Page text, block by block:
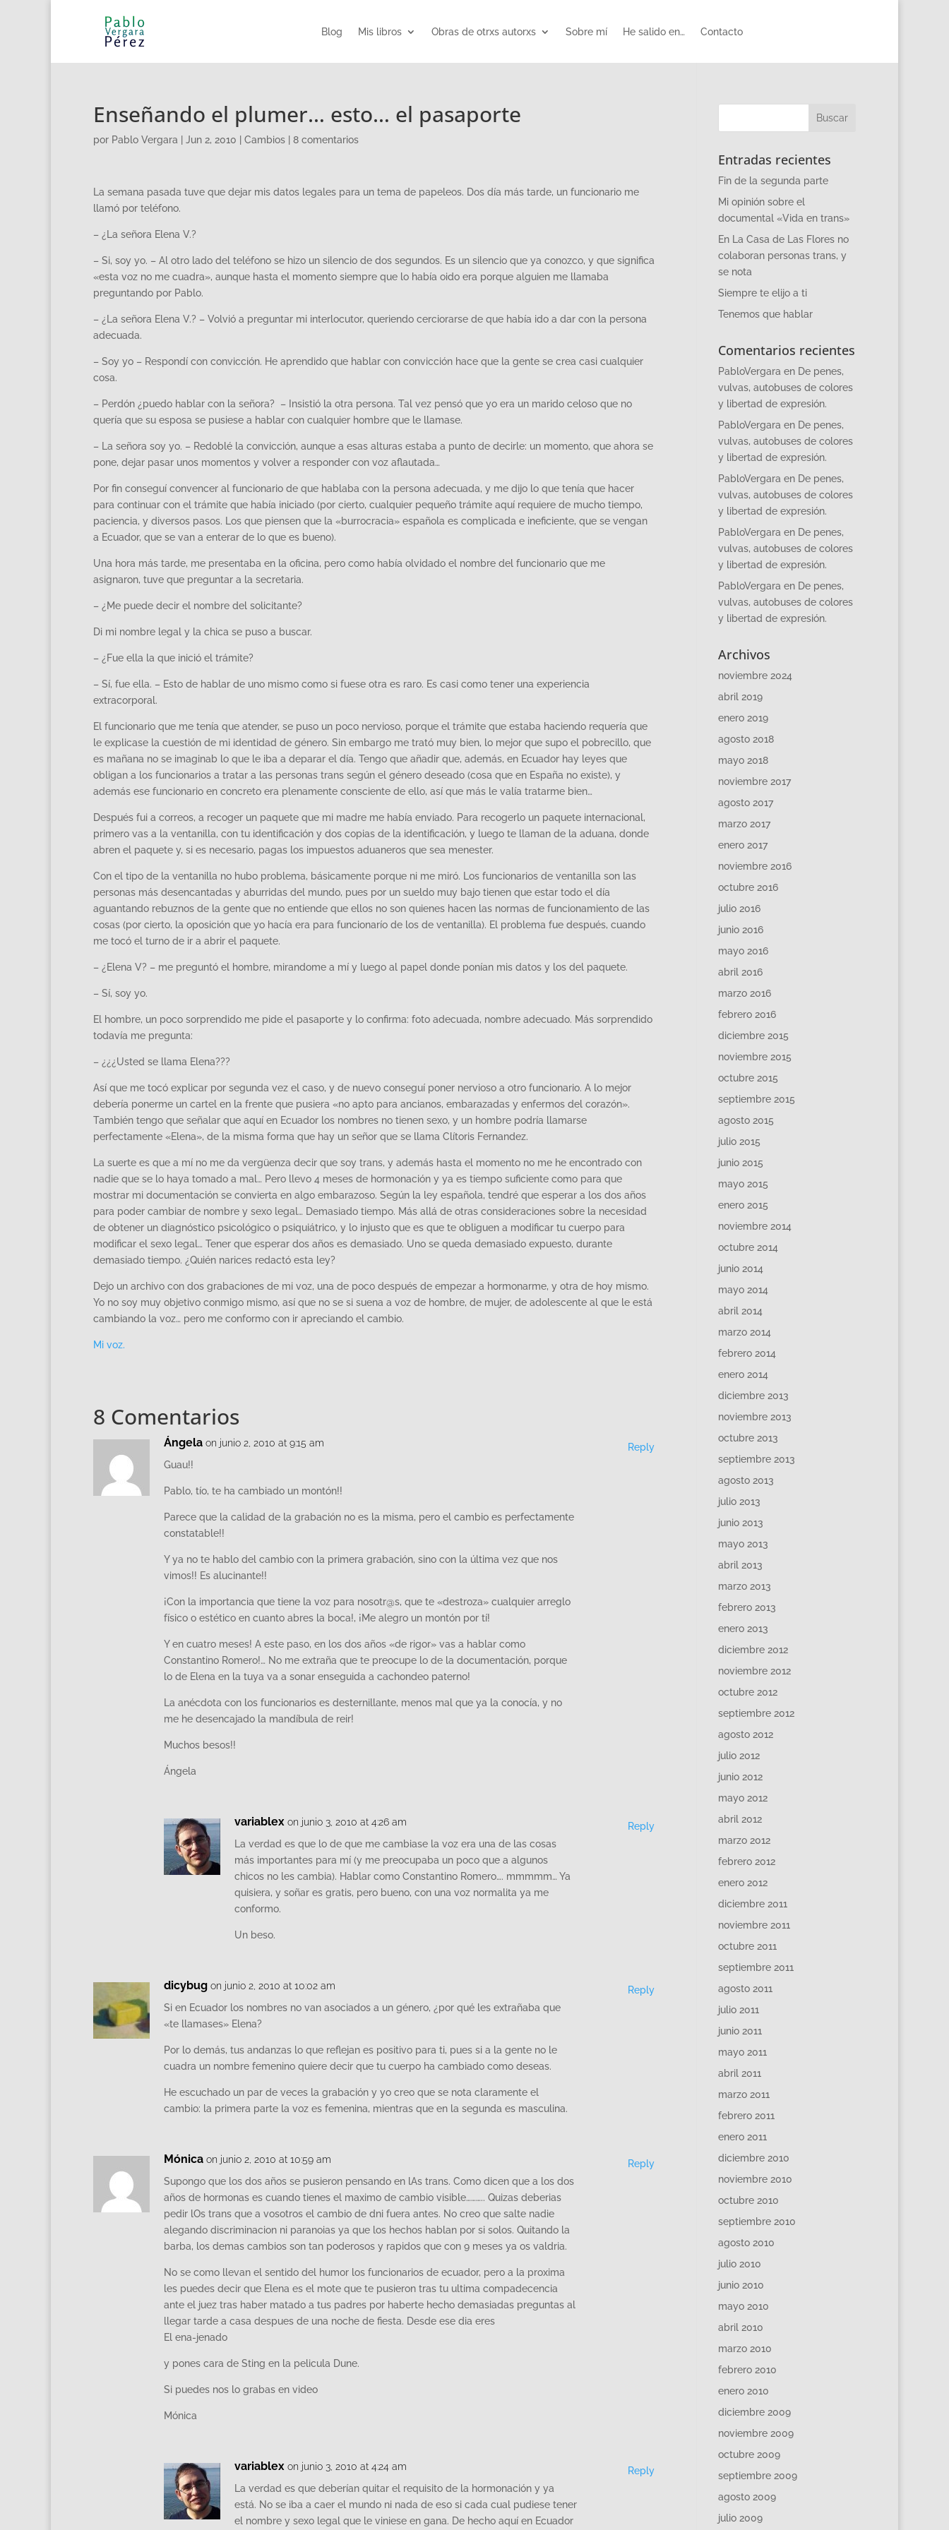
Blog Mis libros Obras de otrxs autorxs Sobre mí He salido en… Contacto
Enseñando el plumer… esto… el pasaporte
por Pablo Vergara Jun 2, 2010 Cambios 8 comentarios
La semana pasada tuve que dejar mis datos legales para un tema de papeleos. Dos día más tarde, un funcionario me
llamó por teléfono.
– ¿La señora Elena V.?
– Si, soy yo. – Al otro lado del teléfono se hizo un silencio de dos segundos. Es un silencio que ya conozco, y que significa
«esta voz no me cuadra», aunque hasta el momento siempre que lo había oido era porque alguien me llamaba
preguntando por Pablo.
– ¿La señora Elena V.? – Volvió a preguntar mi interlocutor, queriendo cerciorarse de que había ido a dar con la persona
adecuada.
– Soy yo – Respondí con convicción. He aprendido que hablar con convicción hace que la gente se crea casi cualquier
cosa.
– Perdón ¿puedo hablar con la señora? – Insistió la otra persona. Tal vez pensó que yo era un marido celoso que no
quería que su esposa se pusiese a hablar con cualquier hombre que le llamase.
– La señora soy yo. – Redoblé la convicción, aunque a esas alturas estaba a punto de decirle: un momento, que ahora se
pone, dejar pasar unos momentos y volver a responder con voz aflautada…
Por fin conseguí convencer al funcionario de que hablaba con la persona adecuada, y me dijo lo que tenía que hacer
para continuar con el trámite que había iniciado (por cierto, cualquier pequeño trámite aquí requiere de mucho tiempo,
paciencia, y diversos pasos. Los que piensen que la «burrocracia» española es complicada e ineficiente, que se vengan
a Ecuador, que se van a enterar de lo que es bueno).
Una hora más tarde, me presentaba en la oficina, pero como había olvidado el nombre del funcionario que me
asignaron, tuve que preguntar a la secretaria.
– ¿Me puede decir el nombre del solicitante?
Di mi nombre legal y la chica se puso a buscar.
– ¿Fue ella la que inició el trámite?
– Sí, fue ella. – Esto de hablar de uno mismo como si fuese otra es raro. Es casi como tener una experiencia
extracorporal.
El funcionario que me tenía que atender, se puso un poco nervioso, porque el trámite que estaba haciendo requería que
le explicase la cuestión de mi identidad de género. Sin embargo me trató muy bien, lo mejor que supo el pobrecillo, que
es mañana no se imaginab lo que le iba a deparar el día. Tengo que añadir que, además, en Ecuador hay leyes que
obligan a los funcionarios a tratar a las personas trans según el género deseado (cosa que en España no existe), y
además ese funcionario en concreto era plenamente consciente de ello, así que más le valía tratarme bien…
Después fui a correos, a recoger un paquete que mi madre me había enviado. Para recogerlo un paquete internacional,
primero vas a la ventanilla, con tu identificación y dos copias de la identificación, y luego te llaman de la aduana, donde
abren el paquete y, si es necesario, pagas los impuestos aduaneros que sea menester.
Con el tipo de la ventanilla no hubo problema, básicamente porque ni me miró. Los funcionarios de ventanilla son las
personas más desencantadas y aburridas del mundo, pues por un sueldo muy bajo tienen que estar todo el día
aguantando rebuznos de la gente que no entiende que ellos no son quienes hacen las normas de funcionamiento de las
cosas (por cierto, la oposición que yo hacía era para funcionarío de los de ventanilla). El problema fue después, cuando
me tocó el turno de ir a abrir el paquete.
– ¿Elena V? – me preguntó el hombre, mirandome a mí y luego al papel donde ponían mis datos y los del paquete.
– Sí, soy yo.
El hombre, un poco sorprendido me pide el pasaporte y lo confirma: foto adecuada, nombre adecuado. Más sorprendido
todavía me pregunta:
– ¿¿¿Usted se llama Elena???
Así que me tocó explicar por segunda vez el caso, y de nuevo conseguí poner nervioso a otro funcionario. A lo mejor
debería ponerme un cartel en la frente que pusiera «no apto para ancianos, embarazadas y enfermos del corazón».
También tengo que señalar que aquí en Ecuador los nombres no tienen sexo, y un hombre podría llamarse
perfectamente «Elena», de la misma forma que hay un señor que se llama Clítoris Fernandez.
La suerte es que a mí no me da vergüenza decir que soy trans, y además hasta el momento no me he encontrado con
nadie que se lo haya tomado a mal… Pero llevo 4 meses de hormonación y ya es tiempo suficiente como para que
mostrar mi documentación se convierta en algo embarazoso. Según la ley española, tendré que esperar a los dos años
para poder cambiar de nombre y sexo legal… Demasiado tiempo. Más allá de otras consideraciones sobre la necesidad
de obtener un diagnóstico psicológico o psiquiátrico, y lo injusto que es que te obliguen a modificar tu cuerpo para
modificar el sexo legal… Tener que esperar dos años es demasiado. Uno se queda demasiado expuesto, durante
demasiado tiempo. ¿Quién narices redactó esta ley?
Dejo un archivo con dos grabaciones de mi voz, una de poco después de empezar a hormonarme, y otra de hoy mismo.
Yo no soy muy objetivo conmigo mismo, así que no se si suena a voz de hombre, de mujer, de adolescente al que le está
cambiando la voz… pero me conformo con ir apreciando el cambio.
Mi voz.
8 Comentarios
Ángela on junio 2, 2010 at 9:15 am
Guau!!
Pablo, tío, te ha cambiado un montón!!
Parece que la calidad de la grabación no es la misma, pero el cambio es perfectamente
constatable!!
Y ya no te hablo del cambio con la primera grabación, sino con la última vez que nos
vimos!! Es alucinante!!
¡Con la importancia que tiene la voz para nosotr@s, que te «destroza» cualquier arreglo
físico o estético en cuanto abres la boca!, ¡Me alegro un montón por tí!
Y en cuatro meses! A este paso, en los dos años «de rigor» vas a hablar como
Constantino Romero!… No me extraña que te preocupe lo de la documentación, porque
lo de Elena en la tuya va a sonar enseguida a cachondeo paterno!
La anécdota con los funcionarios es desternillante, menos mal que ya la conocía, y no
me he desencajado la mandíbula de reir!
Muchos besos!!
Ángela
Reply
variablex on junio 3, 2010 at 4:26 am
La verdad es que lo de que me cambiase la voz era una de las cosas
más importantes para mí (y me preocupaba un poco que a algunos
chicos no les cambia). Hablar como Constantino Romero…. mmmmm… Ya
quisiera, y soñar es gratis, pero bueno, con una voz normalita ya me
conformo.
Un beso.
Reply
dicybug on junio 2, 2010 at 10:02 am
Si en Ecuador los nombres no van asociados a un género, ¿por qué les extrañaba que
«te llamases» Elena?
Por lo demás, tus andanzas lo que reflejan es positivo para ti, pues si a la gente no le
cuadra un nombre femenino quiere decir que tu cuerpo ha cambiado como deseas.
He escuchado un par de veces la grabación y yo creo que se nota claramente el
cambio: la primera parte la voz es femenina, mientras que en la segunda es masculina.
Reply
Mónica on junio 2, 2010 at 10:59 am
Supongo que los dos años se pusieron pensando en lAs trans. Como dicen que a los dos
años de hormonas es cuando tienes el maximo de cambio visible……….. Quizas deberias
pedir lOs trans que a vosotros el cambio de dni fuera antes. No creo que salte nadie
alegando discriminacion ni paranoias ya que los hechos hablan por si solos. Quitando la
barba, los demas cambios son tan poderosos y rapidos que con 9 meses ya os valdria.
No se como llevan el sentido del humor los funcionarios de ecuador, pero a la proxima
les puedes decir que Elena es el mote que te pusieron tras tu ultima compadecencia
ante el juez tras haber matado a tus padres por haberte hecho demasiadas preguntas al
llegar tarde a casa despues de una noche de fiesta. Desde ese dia eres
El ena-jenado
y pones cara de Sting en la pelicula Dune.
Si puedes nos lo grabas en video
Mónica
Reply
variablex on junio 3, 2010 at 4:24 am
La verdad es que deberían quitar el requisito de la hormonación y ya
está. No se iba a caer el mundo ni nada de eso si cada cual pudiese tener
el nombre y sexo legal que le viniese en gana. De hecho aquí en Ecuador
Reply
Entradas recientes
Fin de la segunda parte
Mi opinión sobre el
documental «Vida en trans»
En La Casa de Las Flores no
colaboran personas trans, y
se nota
Siempre te elijo a ti
Tenemos que hablar
Comentarios recientes
PabloVergara en De penes,
vulvas, autobuses de colores
y libertad de expresión.
PabloVergara en De penes,
vulvas, autobuses de colores
y libertad de expresión.
PabloVergara en De penes,
vulvas, autobuses de colores
y libertad de expresión.
PabloVergara en De penes,
vulvas, autobuses de colores
y libertad de expresión.
PabloVergara en De penes,
vulvas, autobuses de colores
y libertad de expresión.
Archivos
noviembre 2024
abril 2019
enero 2019
agosto 2018
mayo 2018
noviembre 2017
agosto 2017
marzo 2017
enero 2017
noviembre 2016
octubre 2016
julio 2016
junio 2016
mayo 2016
abril 2016
marzo 2016
febrero 2016
diciembre 2015
noviembre 2015
octubre 2015
septiembre 2015
agosto 2015
julio 2015
junio 2015
mayo 2015
enero 2015
noviembre 2014
octubre 2014
junio 2014
mayo 2014
abril 2014
marzo 2014
febrero 2014
enero 2014
diciembre 2013
noviembre 2013
octubre 2013
septiembre 2013
agosto 2013
julio 2013
junio 2013
mayo 2013
abril 2013
marzo 2013
febrero 2013
enero 2013
diciembre 2012
noviembre 2012
octubre 2012
septiembre 2012
agosto 2012
julio 2012
junio 2012
mayo 2012
abril 2012
marzo 2012
febrero 2012
enero 2012
diciembre 2011
noviembre 2011
octubre 2011
septiembre 2011
agosto 2011
julio 2011
junio 2011
mayo 2011
abril 2011
marzo 2011
febrero 2011
enero 2011
diciembre 2010
noviembre 2010
octubre 2010
septiembre 2010
agosto 2010
julio 2010
junio 2010
mayo 2010
abril 2010
marzo 2010
febrero 2010
enero 2010
diciembre 2009
noviembre 2009
octubre 2009
septiembre 2009
agosto 2009
julio 2009